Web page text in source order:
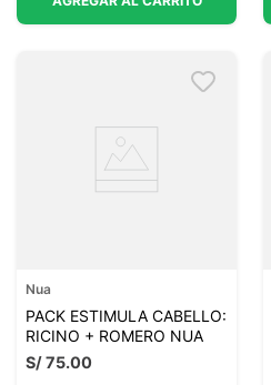
Nua
PACK ESTIMULA CABELLO:
RICINO + ROMERO NUA
S/75.00